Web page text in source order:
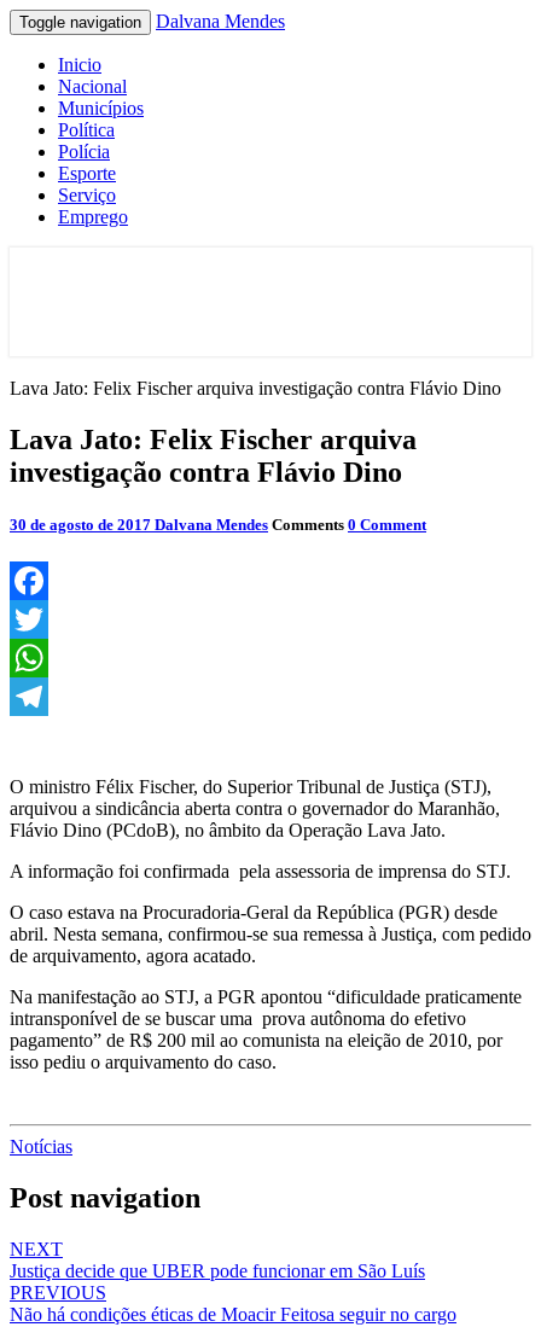
Toggle navigation Dalvana Mendes
Inicio
Nacional
Municípios
Política
Polícia
Esporte
Serviço
Emprego
Lava Jato: Felix Fischer arquiva investigação contra Flávio Dino
Lava Jato: Felix Fischer arquiva
investigação contra Flávio Dino
30 de agosto de 2017 Dalvana Mendes Comments 0 Comment
Facebook
Twitter
WhatsApp
O ministro Félix Fischer, do Superior Tribunal de Justiça (STJ),
arquivou a sindicância aberta contra o governador do Maranhão,
Flávio Dino (PCdoB), no âmbito da Operação Lava Jato.
A informação foi confirmada pela assessoria de imprensa do STJ.
O caso estava na Procuradoria-Geral da República (PGR) desde
abril. Nesta semana, confirmou-se sua remessa à Justiça, com pedido
de arquivamento, agora acatado.
Na manifestação ao STJ, a PGR apontou “dificuldade praticamente
intransponível de se buscar uma prova autônoma do efetivo
pagamento” de R$ 200 mil ao comunista na eleição de 2010, por
isso pediu o arquivamento do caso.
Notícias
Post navigation
NEXT
Justiça decide que UBER pode funcionar em São Luís
PREVIOUS
Não há condições éticas de Moacir Feitosa seguir no cargo